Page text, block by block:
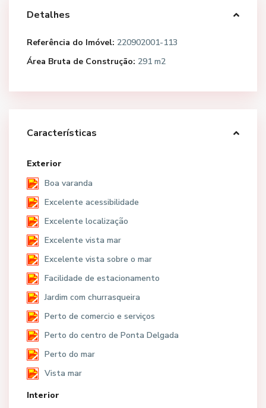
Detalhes
Referência do Imóvel: 220902001-113
Área Bruta de Construção: 291 m2
Características
Exterior
Boa varanda
Excelente acessibilidade
Excelente localização
Excelente vista mar
Excelente vista sobre o mar
Facilidade de estacionamento
Jardim com churrasqueira
Perto de comercio e serviços
Perto do centro de Ponta Delgada
Perto do mar
Vista mar
Interior